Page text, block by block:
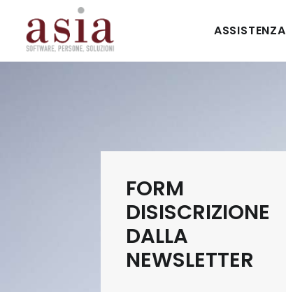
FORM
DISISCRIZIONE
DALLA
NEWSLETTER